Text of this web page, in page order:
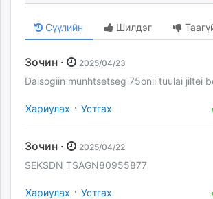
Сүүлийн Шилдэг
Зочин · 2025/04/23
Daisogiin munhtsetseg 75onii tuulai jiltei
Хариулах · Устгах
Зочин · 2025/04/22
SEKSDN TSAGN80955877
Хариулах · Устгах